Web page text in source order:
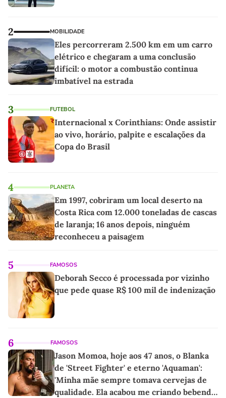
2 MOBILIDADE
Eles percorreram 2.500 km em um carro
elétrico e chegaram a uma conclusão
difícil: o motor a combustão continua
imbatível na estrada
3 FUTEBOL
Internacional x Corinthians: Onde assistir
ao vivo, horário, palpite e escalações da
Copa do Brasil
4 PLANETA
Em 1997, cobriram um local deserto na
Costa Rica com 12.000 toneladas de cascas
de laranja; 16 anos depois, ninguém
reconheceu a paisagem
5 FAMOSOS
Deborah Secco é processada por vizinho
que pede quase R$ 100 mil de indenização
6 FAMOSOS
Jason Momoa, hoje aos 47 anos, o Blanka
de 'Street Fighter' e eterno 'Aquaman':
'Minha mãe sempre tomava cervejas de
qualidade. Ela acabou me criando bebendo